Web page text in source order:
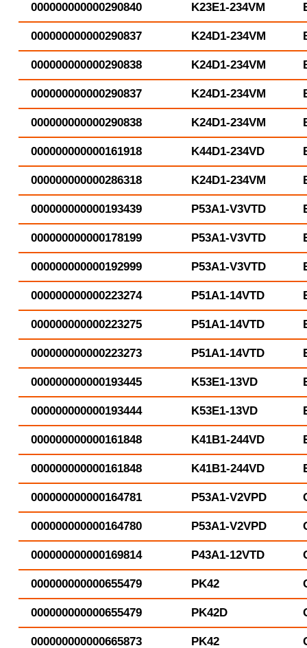
000000000000290840 K23E1-234VM
000000000000290837 K24D1-234VM
000000000000290838 K24D1-234VM
000000000000290837 K24D1-234VM
000000000000290838 K24D1-234VM
000000000000161918 K44D1-234VD
000000000000286318 K24D1-234VM
000000000000193439 P53A1-V3VTD
000000000000178199 P53A1-V3VTD
000000000000192999 P53A1-V3VTD
000000000000223274 P51A1-14VTD
000000000000223275 P51A1-14VTD
000000000000223273 P51A1-14VTD
000000000000193445 K53E1-13VD
000000000000193444 K53E1-13VD
000000000000161848 K41B1-244VD
000000000000161848 K41B1-244VD
000000000000164781 P53A1-V2VPD
000000000000164780 P53A1-V2VPD
000000000000169814 P43A1-12VTD
000000000000655479 PK42
000000000000655479 PK42D
000000000000665873 PK42